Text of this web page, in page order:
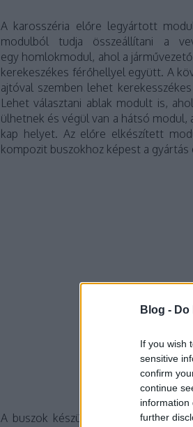
Blog -
If you wish
sensitive
confirm
continue
information
further
A karosszéria előre legyártott
modulból tudja összeállítani a
egy homlokmodul, ahol a
kerekeszékes férőhellyel együtt. A
ajtóval szemben lehet
Lehet választani ablak modult is,
ülhetnek és végül van a hátsó
kap helyet. Az előre elkészített
kompozit buszokhoz képest a
A buszok készülhetnek tisztán